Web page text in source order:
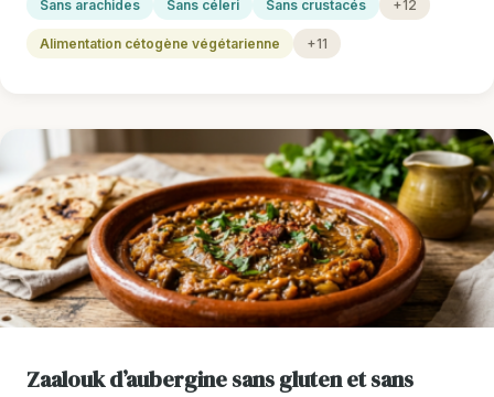
Sans arachides Sans céleri Sans crustacés +12
Alimentation cétogène végétarienne +11
Zaalouk d’aubergine sans gluten et sans